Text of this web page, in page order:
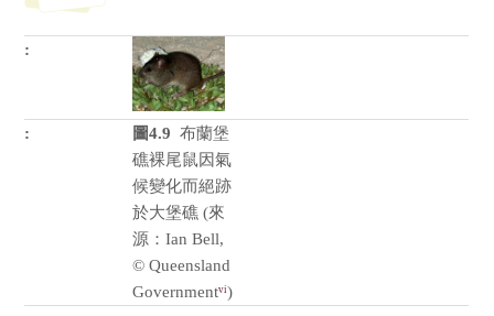
圖4.9 布蘭堡
礁裸尾鼠因氣
候變化而絕跡
於大堡礁 (來
源：Ian Bell,
© Queensland
Governmentvi)